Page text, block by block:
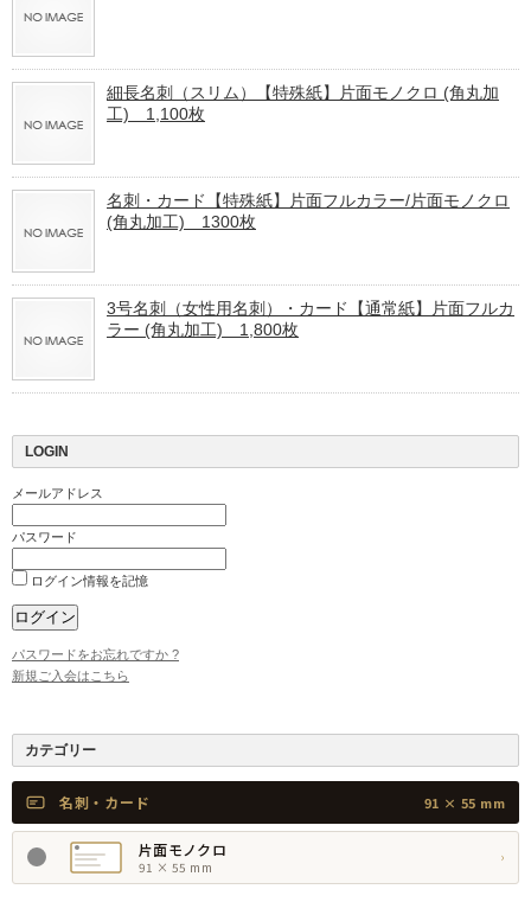
細長名刺（スリム）【特殊紙】片面モノクロ (角丸加
工) 1,100枚
名刺・カード【特殊紙】片面フルカラー/片面モノクロ
(角丸加工) 1300枚
3号名刺（女性用名刺）・カード【通常紙】片面フルカ
ラー (角丸加工) 1,800枚
LOGIN
メールアドレス
パスワード
ログイン情報を記憶
パスワードをお忘れですか ?
新規ご入会はこちら
カテゴリー
名刺・カード 91 × 55 mm
片面モノクロ
91 × 55 mm
›